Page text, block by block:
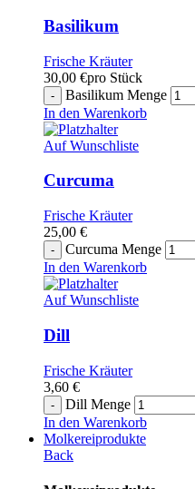
Basilikum
Frische Kräuter
30,00 €pro Stück
Basilikum Menge
In den Warenkorb
Auf Wunschliste
Curcuma
Frische Kräuter
25,00 €
Curcuma Menge
In den Warenkorb
Auf Wunschliste
Dill
Frische Kräuter
3,60 €
Dill Menge
In den Warenkorb
Molkereiprodukte
Back